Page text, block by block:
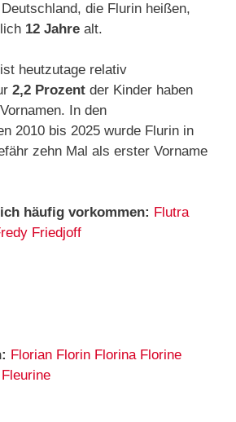
die Flurin heißen,
12 Jahre alt.
heutzutage relativ
2,2 Prozent der Kinder haben
In den
2010 bis 2025 wurde Flurin in
zehn Mal als erster Vorname
häufig vorkommen: Flutra
Friedjoff
Florian Florin Florina Florine
Fleurine